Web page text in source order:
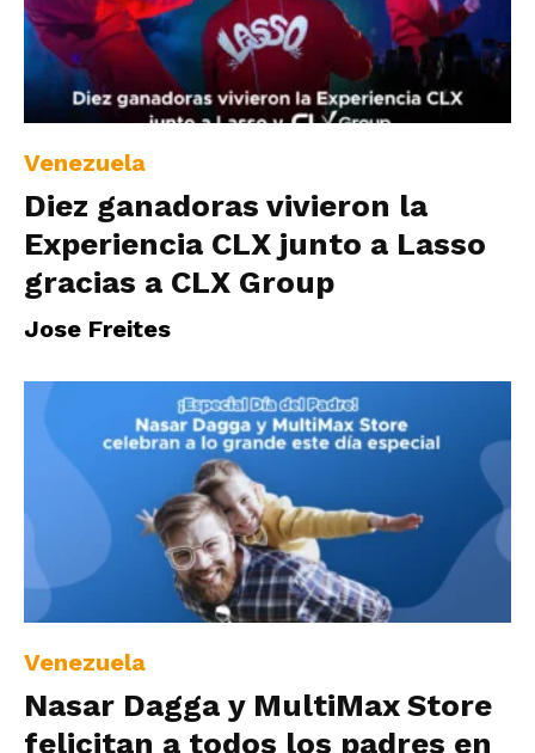
Venezuela
Diez ganadoras vivieron la
Experiencia CLX junto a Lasso
gracias a CLX Group
Jose Freites
Venezuela
Nasar Dagga y MultiMax Store
felicitan a todos los padres en